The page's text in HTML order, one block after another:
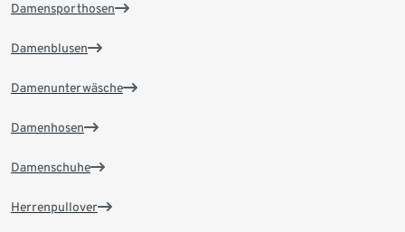
Damensporthosen
Damenblusen
Damenunterwäsche
Damenhosen
Damenschuhe
Herrenpullover